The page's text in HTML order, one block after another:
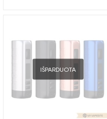
IŠPARDUOTA